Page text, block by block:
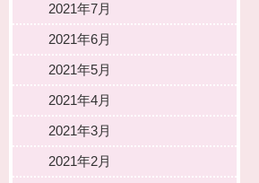
2021年7月
2021年6月
2021年5月
2021年4月
2021年3月
2021年2月